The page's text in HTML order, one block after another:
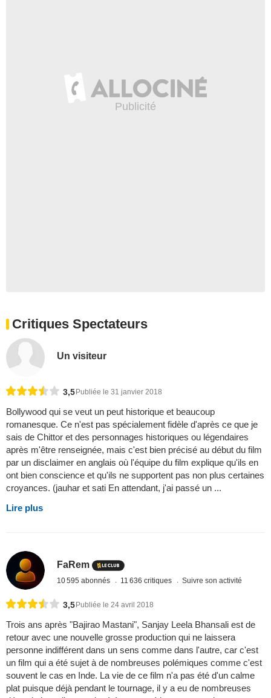
Critiques Spectateurs
Un visiteur
3,5 Publiée le 31 janvier 2018
Bollywood qui se veut un peut historique et beaucoup
romanesque. Ce n'est pas spécialement fidèle d'après ce que je
sais de Chittor et des personnages historiques ou légendaires
après m'être renseignée, mais c'est bien précisé au début du film
par un disclaimer en anglais où l'équipe du film explique qu'ils en
ont bien conscience et qu'ils ne supportent pas non plus certaines
croyances. (jauhar et sati En attendant, j'ai passé un ...
Lire plus
FaRem
10 595 abonnés 11 636 critiques Suivre son activité
3,5 Publiée le 24 avril 2018
Trois ans après "Bajirao Mastani", Sanjay Leela Bhansali est de
retour avec une nouvelle grosse production qui ne laissera
personne indifférent dans un sens comme dans l'autre, car c'est
un film qui a été sujet à de nombreuses polémiques comme c'est
souvent le cas en Inde. La vie de ce film n'a pas été d'un calme
plat puisque déjà pendant le tournage, il y a eu de nombreuses